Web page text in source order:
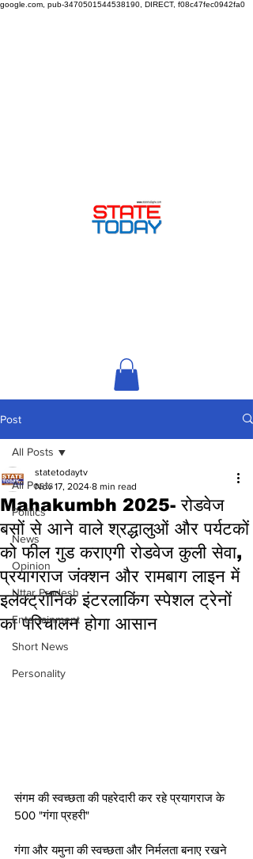
google.com, pub-3470501544538190, DIRECT, f08c47fec0942fa0
Post
All Posts
Politics
News
Opinion
Uttar Pradesh
Entertainment
Short News
Personality
All Posts
Mahakumbh 2025- रोडवेज
बसों से आने वाले श्रद्धालुओं और पर्यटकों
को फील गुड कराएगी रोडवेज कुली सेवा,
प्रयागराज जंक्शन और रामबाग लाइन में
इलेक्ट्रॉनिक इंटरलाकिंग स्पेशल ट्रेनों
का परिचालन होगा आसान
statetodaytv
Nov 17, 2024 8 min read
संगम की स्वच्छता की पहरेदारी कर रहे प्रयागराज के
500 "गंगा प्रहरी"
गंगा और यमुना की स्वच्छता और निर्मलता बनाए रखने